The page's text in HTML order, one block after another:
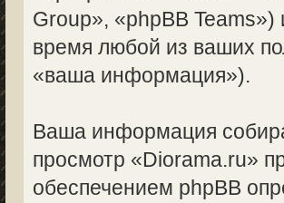
Group», «phpBB
время любой из ваших
«ваша информация»).
Ваша информация
просмотр «Diorama.ru»
обеспечением phpBB